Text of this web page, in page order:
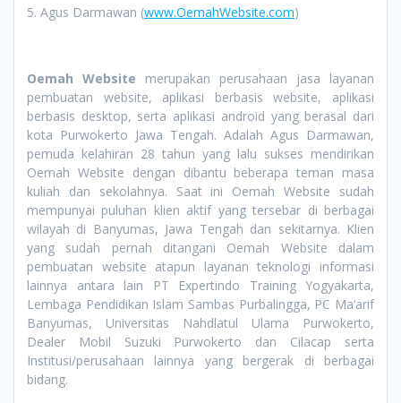
5. Agus Darmawan (www.OemahWebsite.com)
Oemah Website merupakan perusahaan jasa layanan
pembuatan website, aplikasi berbasis website, aplikasi
berbasis desktop, serta aplikasi android yang berasal dari
kota Purwokerto Jawa Tengah. Adalah Agus Darmawan,
pemuda kelahiran 28 tahun yang lalu sukses mendirikan
Oemah Website dengan dibantu beberapa teman masa
kuliah dan sekolahnya. Saat ini Oemah Website sudah
mempunyai puluhan klien aktif yang tersebar di berbagai
wilayah di Banyumas, Jawa Tengah dan sekitarnya. Klien
yang sudah pernah ditangani Oemah Website dalam
pembuatan website atapun layanan teknologi informasi
lainnya antara lain PT Expertindo Training Yogyakarta,
Lembaga Pendidikan Islam Sambas Purbalingga, PC Ma’arif
Banyumas, Universitas Nahdlatul Ulama Purwokerto,
Dealer Mobil Suzuki Purwokerto dan Cilacap serta
Institusi/perusahaan lainnya yang bergerak di berbagai
bidang.